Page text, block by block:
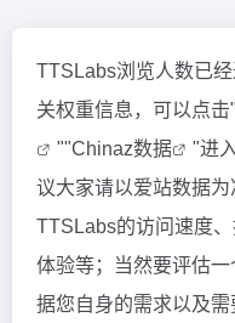
TTSLabs浏览人数已
关权重信息，可以点击"
""Chinaz数据
"进
议大家请以爱站数据为
TTSLabs的访问速度
体验等；当然要评估
据您自身的需求以及